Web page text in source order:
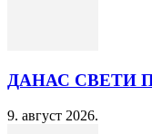
ДАНАС СВЕТИ
9. август 2026.